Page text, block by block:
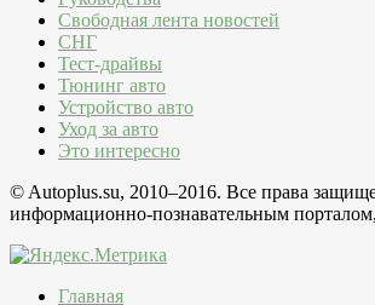
Свободная лента новостей
СНГ
Тест-драйвы
Тюнинг авто
Устройство авто
Уход за авто
Это интересно
© Autoplus.su, 2010–2016. Все права
информационно-познавательным
Главная